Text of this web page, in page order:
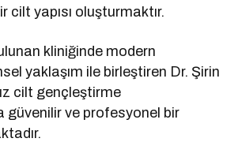
cilt yapısı oluşturmaktır.
kliniğinde modern
yaklaşım ile birleştiren Dr. Şirin
cilt gençleştirme
güvenilir ve profesyonel bir